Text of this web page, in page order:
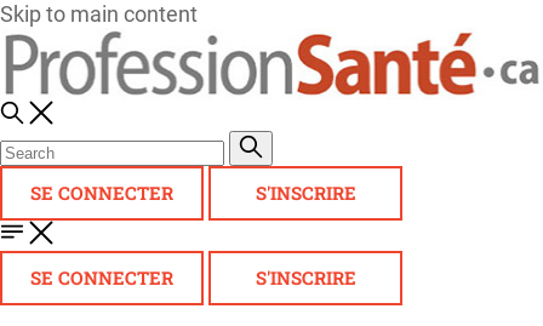
Skip to main content
SE CONNECTER S'INSCRIRE
SE CONNECTER S'INSCRIRE